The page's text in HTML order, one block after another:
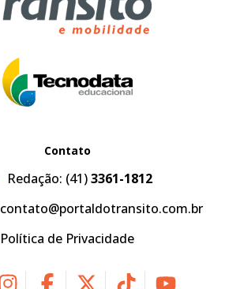
Contato
Redação: (41)3361-1812
contato@portaldotransito.com.br
Política de Privacidade